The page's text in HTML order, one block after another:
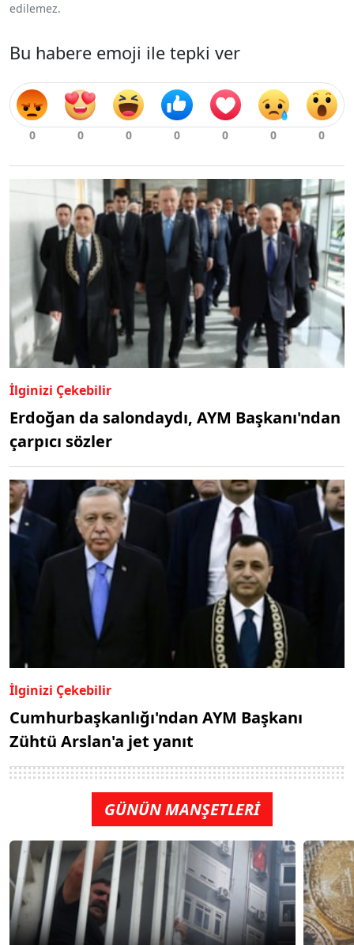
edilemez.
Bu habere emoji ile tepki ver
İlginizi Çekebilir
Erdoğan da salondaydı, AYM Başkanı'ndan
çarpıcı sözler
İlginizi Çekebilir
Cumhurbaşkanlığı'ndan AYM Başkanı
Zühtü Arslan'a jet yanıt
GÜNÜN MANŞETLERİ